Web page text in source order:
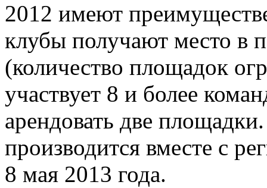
2012 имеют
клубы получают место в
(количество площадок
участвует 8 и более
арендовать две
производится вместе с
8 мая 2013 года.